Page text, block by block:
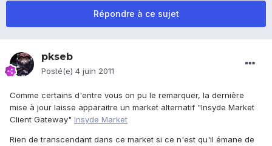
Répondre à ce sujet
pkseb
Posté(e) 4 juin 2011
Comme certains d'entre vous on pu le remarquer, la dernière
mise à jour laisse apparaitre un market alternatif "Insyde Market
Client Gateway" Insyde Market
Rien de transcendant dans ce market si ce n'est qu'il émane de